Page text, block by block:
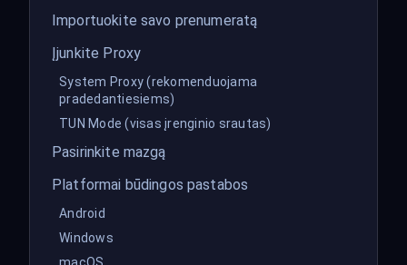
Importuokite savo prenumeratą
Įjunkite Proxy
System Proxy (rekomenduojama
pradedantiesiems)
TUN Mode (visas įrenginio srautas)
Pasirinkite mazgą
Platformai būdingos pastabos
Android
Windows